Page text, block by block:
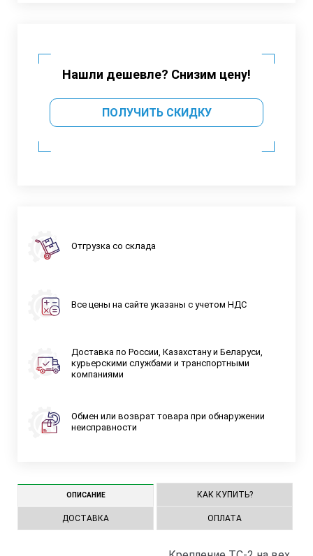
Нашли дешевле? Снизим цену!
ПОЛУЧИТЬ СКИДКУ
Отгрузка со склада
Все цены на сайте указаны с учетом НДС
Доставка по России, Казахстану и Беларуси,
курьерскими службами и транспортными
компаниями
Обмен или возврат товара при обнаружении
неисправности
ОПИСАНИЕ КАК КУПИТЬ?
ДОСТАВКА ОПЛАТА